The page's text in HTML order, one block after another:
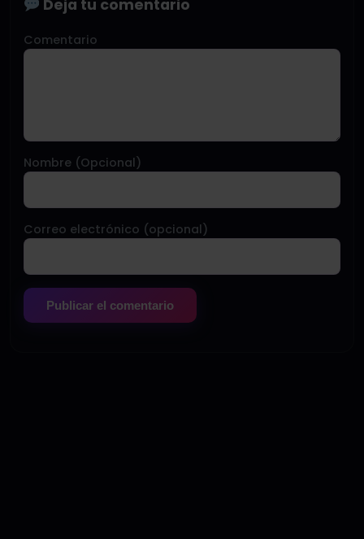
Deja tu comentario
Comentario
Nombre (Opcional)
Correo electrónico (opcional)